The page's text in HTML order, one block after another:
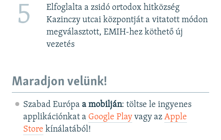
5
Elfoglalta a zsidó ortodox hitközség
Kazinczy utcai központját a vitatott módon
megválasztott, EMIH-hez köthető új
vezetés
Maradjon velünk!
Szabad Európa a mobilján: töltse le ingyenes
applikációnkat a Google Playvagy az Apple
Store kínálatából!